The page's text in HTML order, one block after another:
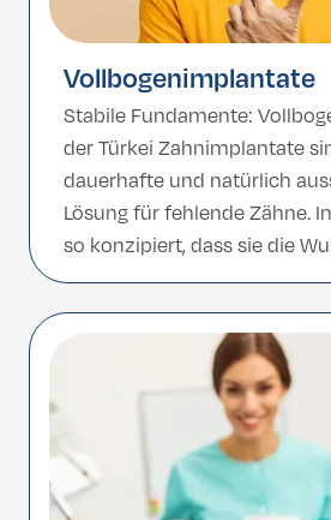
Vollbogenimplantate
Stabile Fundamente:
der Türkei Zahnimplantate
dauerhafte und natürlich
Lösung für fehlende Zähne.
so konzipiert, dass sie die
natürlichen Zahns
eine stabile Grundlage für
oder Zahnersatz. In der
erfahrene Zahnchirurgen,
und erschwingliche Preise –